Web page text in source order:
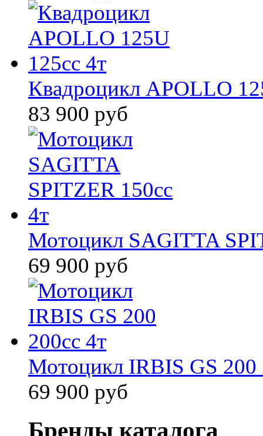
Квадроцикл APOLLO
83 900 руб
Мотоцикл SAGITTA
69 900 руб
Мотоцикл IRBIS GS 200
69 900 руб
Бренды каталога